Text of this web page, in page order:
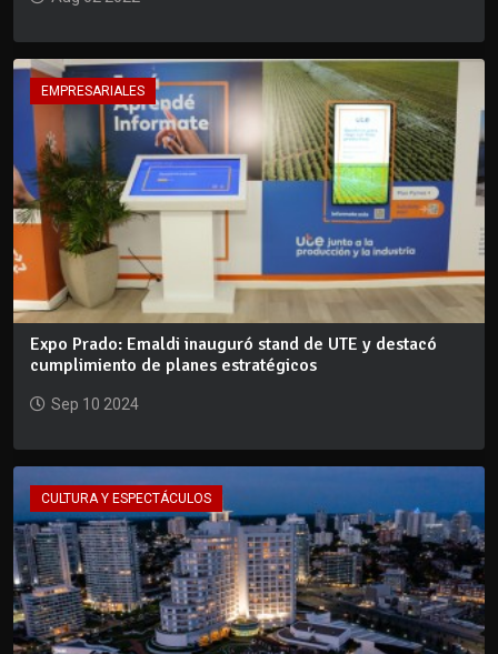
EMPRESARIALES
Expo Prado: Emaldi inauguró stand de UTE y destacó
cumplimiento de planes estratégicos
Sep 10 2024
CULTURA Y ESPECTÁCULOS